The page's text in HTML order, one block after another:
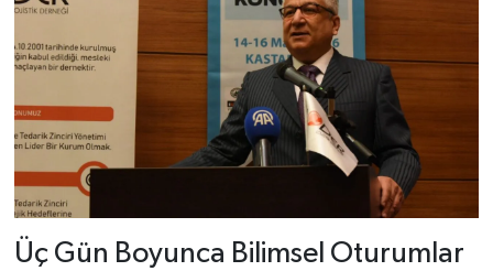
Üç Gün Boyunca Bilimsel Oturumlar